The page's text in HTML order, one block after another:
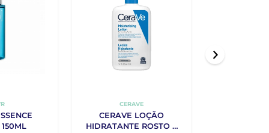
CERAVE
CERAVE LOÇÃO
HIDRATANTE ROSTO E